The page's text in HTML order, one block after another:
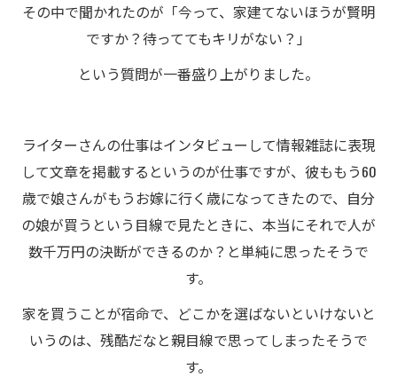
その中で聞かれたのが「今って、家建てないほうが賢明
ですか？待っててもキリがない？」
という質問が一番盛り上がりました。
ライターさんの仕事はインタビューして情報雑誌に表現
して文章を掲載するというのが仕事ですが、彼ももう60
歳で娘さんがもうお嫁に行く歳になってきたので、自分
の娘が買うという目線で見たときに、本当にそれで人が
数千万円の決断ができるのか？と単純に思ったそうで
す。
家を買うことが宿命で、どこかを選ばないといけないと
いうのは、残酷だなと親目線で思ってしまったそうで
す。